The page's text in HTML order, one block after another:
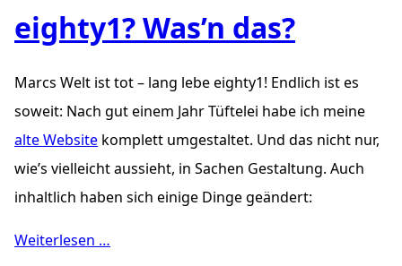
eighty1? Was’n das?
Marcs Welt ist tot – lang lebe eighty1! Endlich ist es
soweit: Nach gut einem Jahr Tüftelei habe ich meine
alte Website komplett umgestaltet. Und das nicht nur,
wie’s vielleicht aussieht, in Sachen Gestaltung. Auch
inhaltlich haben sich einige Dinge geändert:
Weiterlesen …